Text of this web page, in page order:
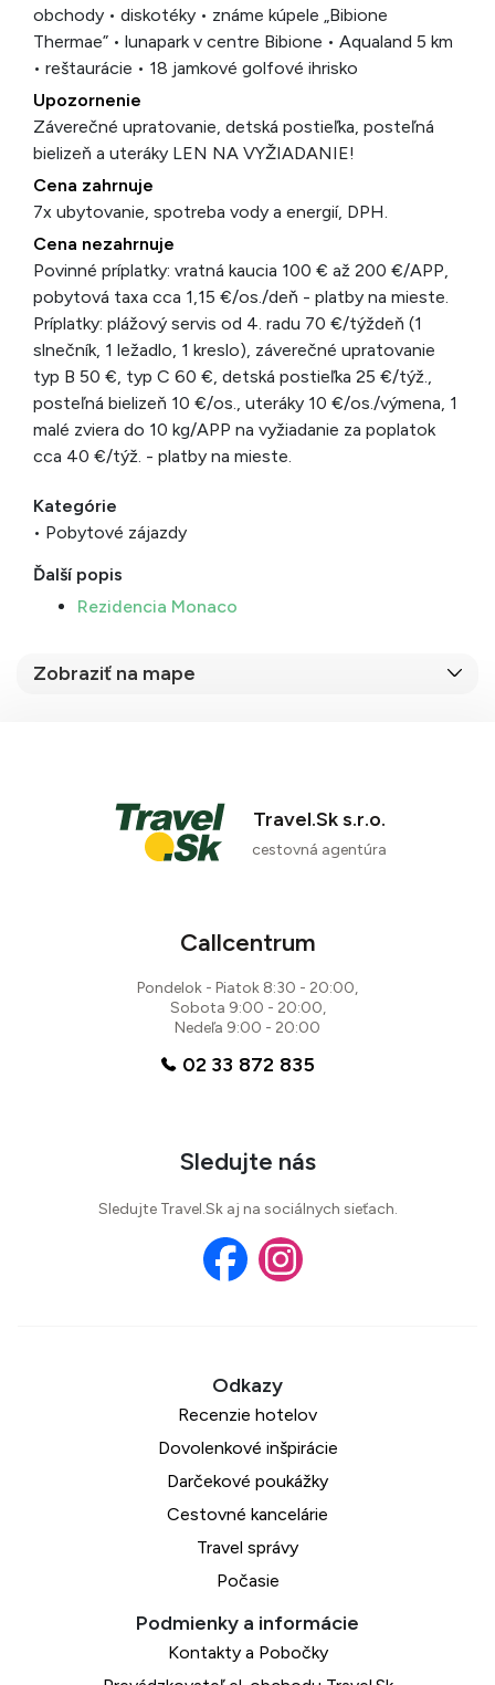
obchody • diskotéky • známe kúpele „Bibione
Thermae” • lunapark v centre Bibione • Aqualand 5 km
• reštaurácie • 18 jamkové golfové ihrisko
Upozornenie
Záverečné upratovanie, detská postieľka, posteľná
bielizeň a uteráky LEN NA VYŽIADANIE!
Cena zahrnuje
7x ubytovanie, spotreba vody a energií, DPH.
Cena nezahrnuje
Povinné príplatky: vratná kaucia 100 € až 200 €/APP,
pobytová taxa cca 1,15 €/os./deň - platby na mieste.
Príplatky: plážový servis od 4. radu 70 €/týždeň (1
slnečník, 1 ležadlo, 1 kreslo), záverečné upratovanie
typ B 50 €, typ C 60 €, detská postieľka 25 €/týž.,
posteľná bielizeň 10 €/os., uteráky 10 €/os./výmena, 1
malé zviera do 10 kg/APP na vyžiadanie za poplatok
cca 40 €/týž. - platby na mieste.
Kategórie
• Pobytové zájazdy
Ďalší popis
Rezidencia Monaco
Zobraziť na mape
Travel.Sk s.r.o.
cestovná agentúra
Callcentrum
Pondelok - Piatok 8:30 - 20:00,
Sobota 9:00 - 20:00,
Nedeľa 9:00 - 20:00
02 33 872 835
Sledujte nás
Sledujte Travel.Sk aj na sociálnych sieťach.
Recenzie hotelov
Dovolenkové inšpirácie
Darčekové poukážky
Cestovné kancelárie
Travel správy
Počasie
Kontakty a Pobočky